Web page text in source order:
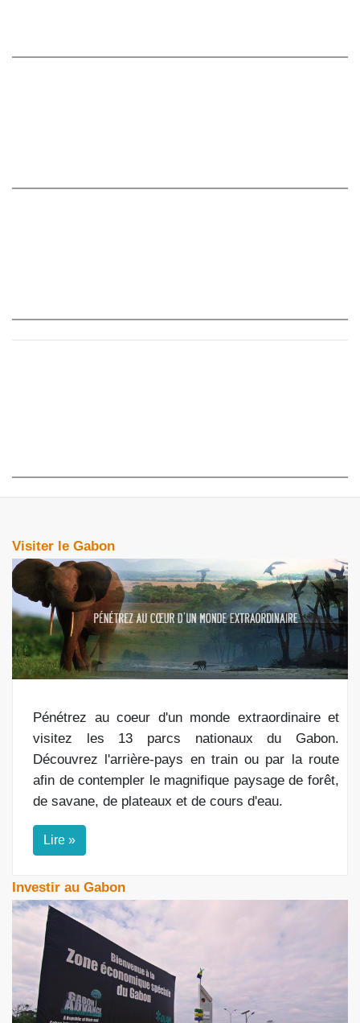
Visiter le Gabon
Pénétrez au coeur d'un monde extraordinaire et
visitez les 13 parcs nationaux du Gabon.
Découvrez l'arrière-pays en train ou par la route
afin de contempler le magnifique paysage de forêt,
de savane, de plateaux et de cours d'eau.
Lire »
Investir au Gabon